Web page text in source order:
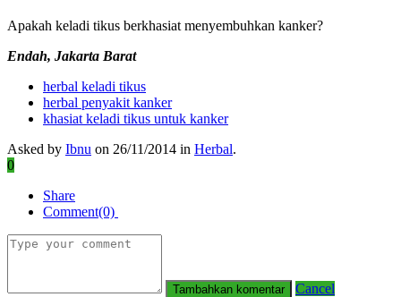
Apakah keladi tikus berkhasiat menyembuhkan kanker?
Endah, Jakarta Barat
herbal keladi tikus
herbal penyakit kanker
khasiat keladi tikus untuk kanker
Asked by Ibnu on 26/11/2014 in Herbal.
0
Share
Comment(0)
Cancel